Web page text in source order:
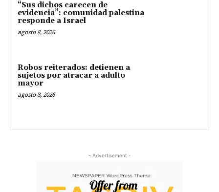
“Sus dichos carecen de
evidencia”: comunidad palestina
responde a Israel
agosto 8, 2026
Robos reiterados: detienen a
sujetos por atracar a adulto
mayor
agosto 8, 2026
- Advertisement -